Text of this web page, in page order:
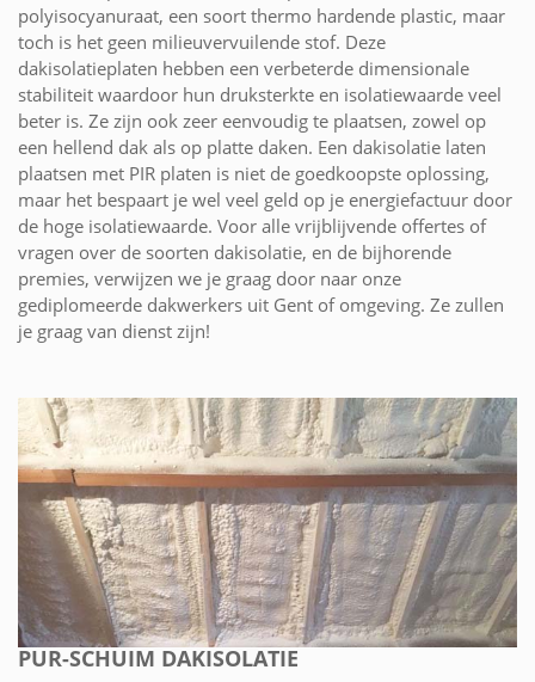
polyisocyanuraat, een soort thermo hardende plastic, maar
toch is het geen milieuvervuilende stof. Deze
dakisolatieplaten hebben een verbeterde dimensionale
stabiliteit waardoor hun druksterkte en isolatiewaarde veel
beter is. Ze zijn ook zeer eenvoudig te plaatsen, zowel op
een hellend dak als op platte daken. Een dakisolatie laten
plaatsen met PIR platen is niet de goedkoopste oplossing,
maar het bespaart je wel veel geld op je energiefactuur door
de hoge isolatiewaarde. Voor alle vrijblijvende offertes of
vragen over de soorten dakisolatie, en de bijhorende
premies, verwijzen we je graag door naar onze
gediplomeerde dakwerkers uit Gent of omgeving. Ze zullen
je graag van dienst zijn!
PUR-SCHUIM DAKISOLATIE